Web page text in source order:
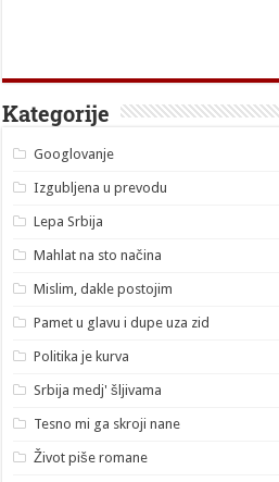
Kategorije
Googlovanje
Izgubljena u prevodu
Lepa Srbija
Mahlat na sto načina
Mislim, dakle postojim
Pamet u glavu i dupe uza zid
Politika je kurva
Srbija medj' šljivama
Tesno mi ga skroji nane
Život piše romane